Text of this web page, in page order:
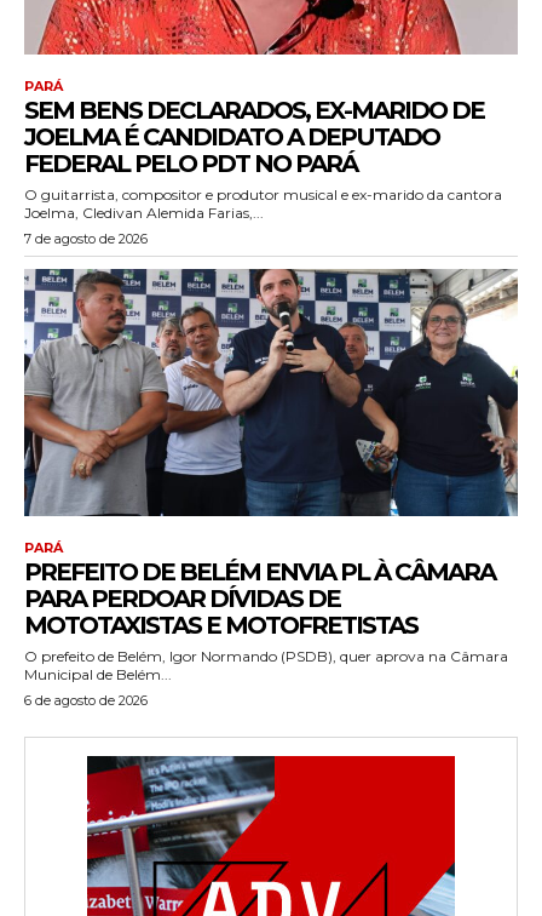
PARÁ
SEM BENS DECLARADOS, EX-MARIDO DE
JOELMA É CANDIDATO A DEPUTADO
FEDERAL PELO PDT NO PARÁ
O guitarrista, compositor e produtor musical e ex-marido da cantora
Joelma, Cledivan Alemida Farias,...
7 de agosto de 2026
PARÁ
PREFEITO DE BELÉM ENVIA PL À CÂMARA
PARA PERDOAR DÍVIDAS DE
MOTOTAXISTAS E MOTOFRETISTAS
O prefeito de Belém, Igor Normando (PSDB), quer aprova na Câmara
Municipal de Belém...
6 de agosto de 2026